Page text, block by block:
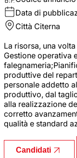
Data di
Città Citerna
La risorsa, una
Gestione operativa
produttive del
personale addetto
produttivo, dal
alla realizzazione
corretto
qualità e standard
Candidati